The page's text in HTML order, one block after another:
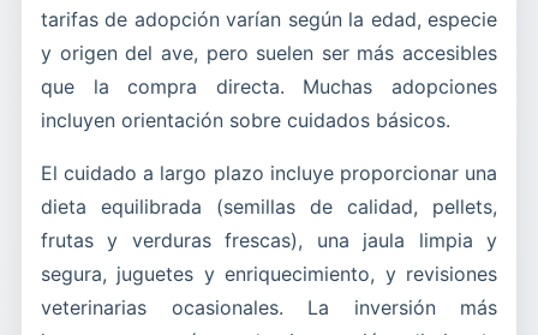
tarifas de adopción varían según la edad, especie
y origen del ave, pero suelen ser más accesibles
que la compra directa. Muchas adopciones
incluyen orientación sobre cuidados básicos.
El cuidado a largo plazo incluye proporcionar una
dieta equilibrada (semillas de calidad, pellets,
frutas y verduras frescas), una jaula limpia y
segura, juguetes y enriquecimiento, y revisiones
veterinarias ocasionales. La inversión más